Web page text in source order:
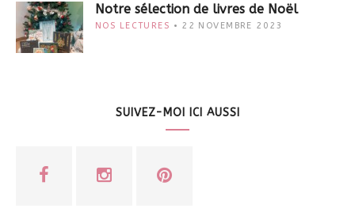
Notre sélection de livres de Noël
NOS LECTURES 22 NOVEMBRE 2023
SUIVEZ-MOI ICI AUSSI